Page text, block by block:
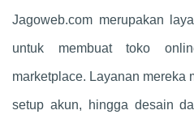
Jagoweb.com merupakan
untuk membuat toko
marketplace. Layanan mereka
setup akun, hingga desain